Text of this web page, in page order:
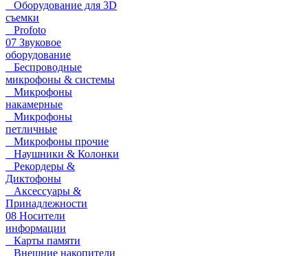
Оборудование для 3D
съемки
Profoto
07 Звуковое
оборудование
Беспроводные
микрофоны & системы
Микрофоны
накамерные
Микрофоны
петличные
Микрофоны прочие
Наушники & Колонки
Рекордеры &
Диктофоны
Аксессуары &
Принадлежности
08 Носители
информации
Карты памяти
Внешние накопители